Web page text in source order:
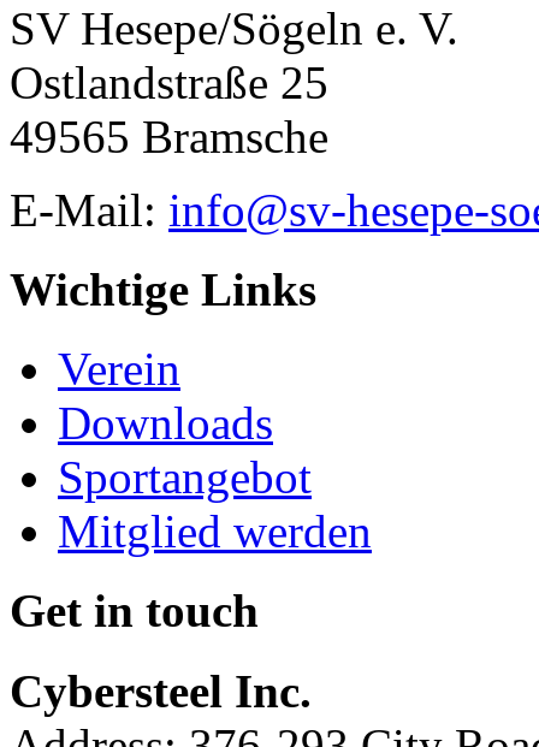
SV Hesepe/Sögeln e. V.
Ostlandstraße 25
49565 Bramsche
E-Mail: info@sv-hesepe-
Wichtige Links
Verein
Downloads
Sportangebot
Mitglied werden
Get in touch
Cybersteel Inc.